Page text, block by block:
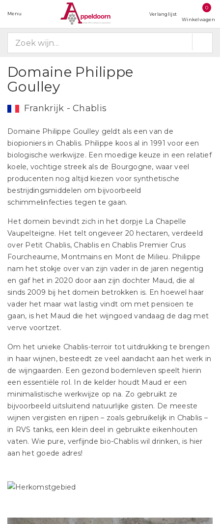
Menu Verlanglijst
0
Winkelwagen
Domaine Philippe
Goulley
Frankrijk - Chablis
Domaine Philippe Goulley geldt als een van de
biopioniers in Chablis. Philippe koos al in 1991 voor een
biologische werkwijze. Een moedige keuze in een relatief
koele, vochtige streek als de Bourgogne, waar veel
producenten nog altijd kiezen voor synthetische
bestrijdingsmiddelen om bijvoorbeeld
schimmelinfecties tegen te gaan.
Het domein bevindt zich in het dorpje La Chapelle
Vaupelteigne. Het telt ongeveer 20 hectaren, verdeeld
over Petit Chablis, Chablis en Chablis Premier Crus
Fourcheaume, Montmains en Mont de Milieu. Philippe
nam het stokje over van zijn vader in de jaren negentig
en gaf het in 2020 door aan zijn dochter Maud, die al
sinds 2009 bij het domein betrokken is. En hoewel haar
vader het maar wat lastig vindt om met pensioen te
gaan, is het Maud die het wijngoed vandaag de dag met
verve voortzet.
Om het unieke Chablis-terroir tot uitdrukking te brengen
in haar wijnen, besteedt ze veel aandacht aan het werk in
de wijngaarden. Een gezond bodemleven speelt hierin
een essentiële rol. In de kelder houdt Maud er een
minimalistische werkwijze op na. Zo gebruikt ze
bijvoorbeeld uitsluitend natuurlijke gisten. De meeste
wijnen vergisten en rijpen – zoals gebruikelijk in Chablis –
in RVS tanks, een klein deel in gebruikte eikenhouten
vaten. Wie pure, verfijnde bio-Chablis wil drinken, is hier
aan het goede adres!